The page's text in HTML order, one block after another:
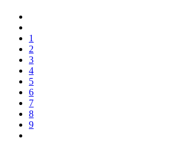
1
2
3
4
5
6
7
8
9